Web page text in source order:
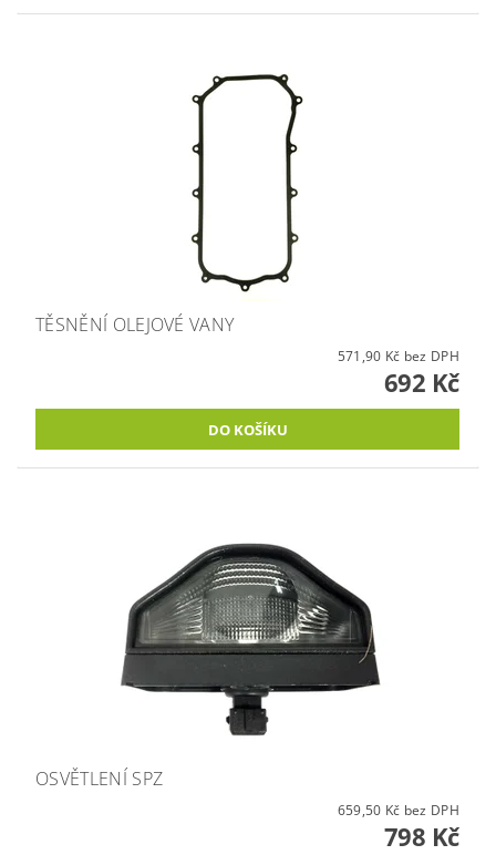
TĚSNĚNÍ OLEJOVÉ VANY
571,90 Kč bez DPH
692 Kč
OSVĚTLENÍ SPZ
659,50 Kč bez DPH
798 Kč